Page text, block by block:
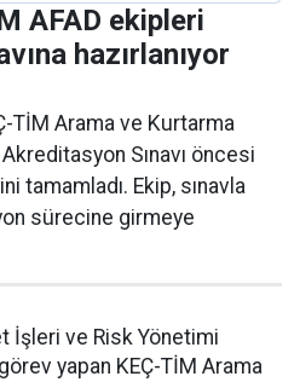
AFAD ekipleri
hazırlanıyor
TİM Arama ve Kurtarma
Sınavı öncesi
tamamladı. Ekip, sınavla
sürecine girmeye
İşleri ve Risk Yönetimi
yapan KEÇ-TİM Arama